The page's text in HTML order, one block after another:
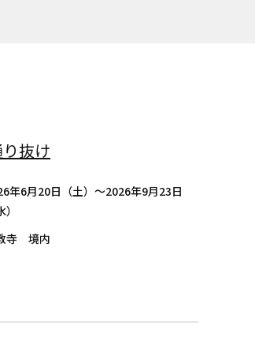
抜け
年6月20日（土）〜2026年9月23日
）
寺 境内